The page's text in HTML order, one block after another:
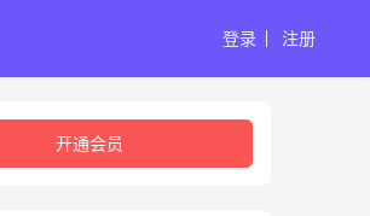
登录 注册
开通会员